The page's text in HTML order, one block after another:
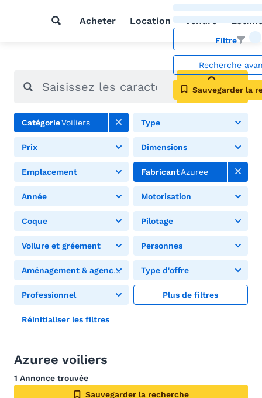
Acheter Location Vendre
Filtre
Recherche
Sauvegarder la
Rechercher
CatégorieVoiliers Type
Prix Dimensions
Emplacement FabricantAzuree
Année Motorisation
Coque Pilotage
Voilure et gréement Personnes
Aménagement & agencement Type d'offre
Professionnel Plus de filtres
Réinitialiser les filtres
Azuree voiliers
1 Annonce trouvée
Sauvegarder la recherche